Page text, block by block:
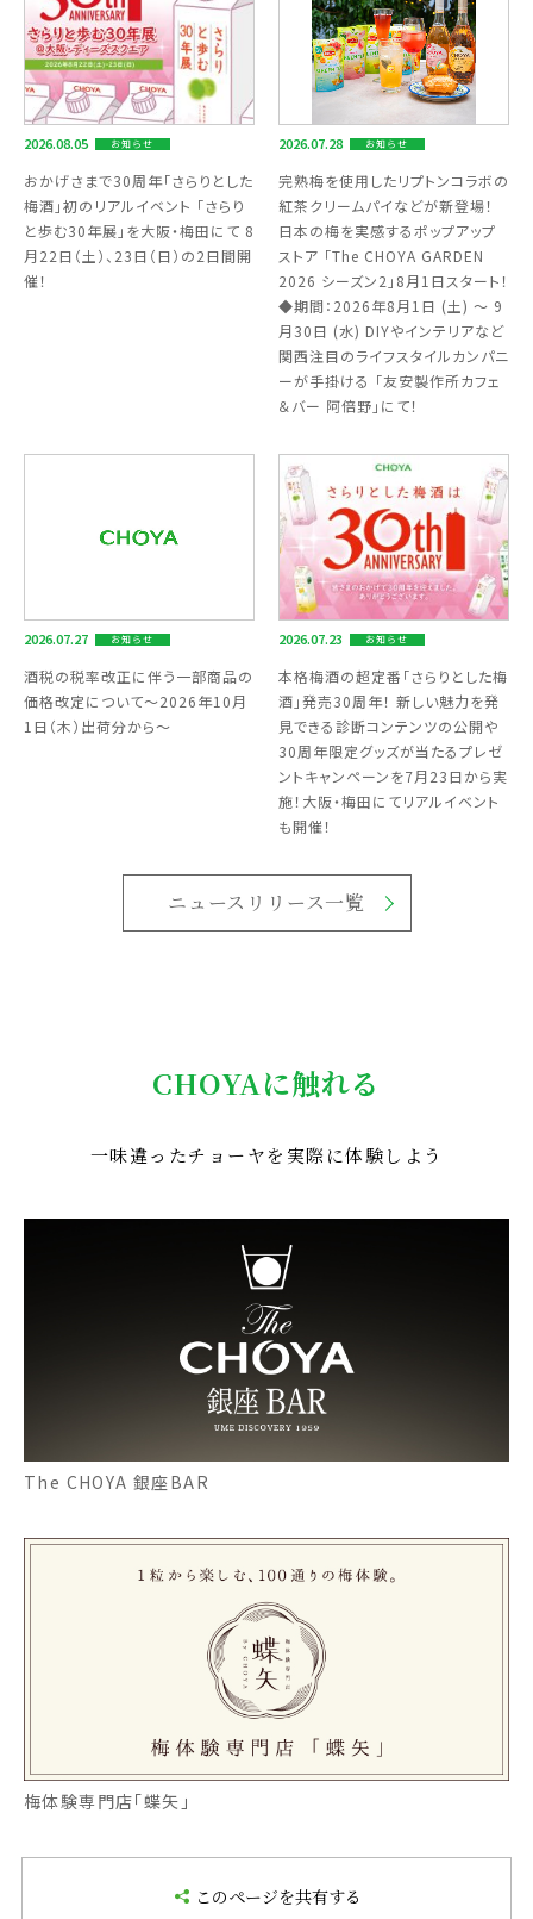
2026.08.05 お知らせ
おかげさまで30周年「さらりとした
梅酒」初のリアルイベント 「さらり
と歩む30年展」を大阪・梅田にて 8
月22日（土）、23日（日）の2日間開
催！
2026.07.28 お知らせ
完熟梅を使用したリプトンコラボの
紅茶クリームパイなどが新登場！
日本の梅を実感するポップアップ
ストア 「The CHOYA GARDEN
2026 シーズン2」8月1日スタート！
◆期間：2026年8月1日 (土) ～ 9
月30日 (水) DIYやインテリアなど
関西注目のライフスタイルカンパニ
ーが手掛ける 「友安製作所カフェ
＆バー 阿倍野」にて！
2026.07.27 お知らせ
酒税の税率改正に伴う一部商品の
価格改定について～2026年10月
1日（木）出荷分から～
2026.07.23 お知らせ
本格梅酒の超定番「さらりとした梅
酒」発売30周年！ 新しい魅力を発
見できる診断コンテンツの公開や
30周年限定グッズが当たるプレゼ
ントキャンペーンを7月23日から実
施！大阪・梅田にてリアルイベント
も開催！
ニュースリリース一覧
CHOYAに触れる
一味違ったチョーヤを実際に体験しよう
The CHOYA 銀座BAR
梅体験専門店「蝶矢」
このページを共有する